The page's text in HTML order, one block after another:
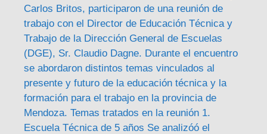
Carlos Britos, participaron de una reunión de
trabajo con el Director de Educación Técnica y
Trabajo de la Dirección General de Escuelas
(DGE), Sr. Claudio Dagne. Durante el encuentro
se abordaron distintos temas vinculados al
presente y futuro de la educación técnica y la
formación para el trabajo en la provincia de
Mendoza. Temas tratados en la reunión 1.
Escuela Técnica de 5 años Se analizóó el